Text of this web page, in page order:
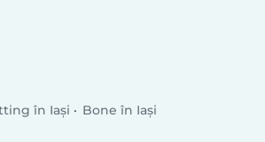
în Iași Bone în Iași